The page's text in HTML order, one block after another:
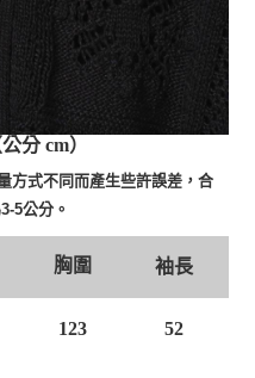
分 cm）
方式不同而產生些許誤差，合
5公分。
胸圍 袖長
123 52